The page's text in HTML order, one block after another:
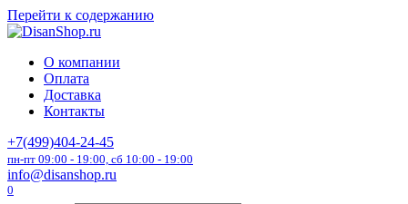
Перейти к содержанию
О компании
Оплата
Доставка
Контакты
+7(499)404-24-45
пн-пт 09:00 - 19:00, сб 10:00 - 19:00
info@disanshop.ru
0